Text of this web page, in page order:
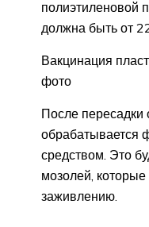
полиэтиленовой
должна быть от
Вакцинация
фото
После пересадки
обрабатывается
средством. Это
мозолей, которые
заживлению.